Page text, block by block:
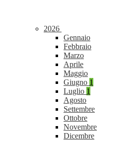
2026
Gennaio
Febbraio
Marzo
Aprile
Maggio
Giugno 1
Luglio 1
Agosto
Settembre
Ottobre
Novembre
Dicembre